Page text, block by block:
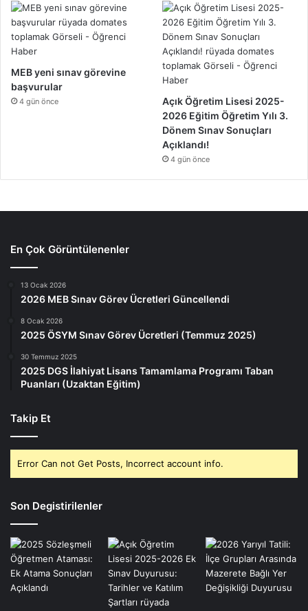
MEB yeni sınav görevine
başvurular
4 gün önce
Açık Öğretim Lisesi 2025-
2026 Eğitim Öğretim Yılı 3.
Dönem Sınav Sonuçları
Açıklandı!
4 gün önce
En Çok Görüntülenenler
13 Ocak 2026
2026 MEB Sınav Görev Ücretleri Güncellendi
8 Ocak 2026
2025 ÖSYM Sınav Görev Ücretleri (Temmuz 2025)
30 Temmuz 2025
2025 DGS İlahiyat Lisans Tamamlama Programı Taban
Puanları (Uzaktan Eğitim)
Takip Et
Error Can not Get Posts, Incorrect account info.
Son Degistirilenler